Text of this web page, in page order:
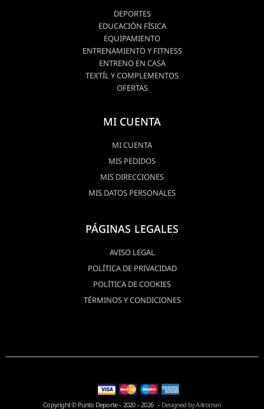
DEPORTES
EDUCACIÓN FÍSICA
EQUIPAMIENTO
ENTRENAMIENTO Y FITNESS
ENTRENO EN CASA
TEXTÍL Y COMPLEMENTOS
OFERTAS
MI CUENTA
MI CUENTA
MIS PEDIDOS
MIS DIRECCIONES
MIS DATOS PERSONALES
PÁGINAS LEGALES
AVISO LEGAL
POLÍTICA DE PRIVACIDAD
POLÍTICA DE COOKIES
TÉRMINOS Y CONDICIONES
Copyright © Punto Deporte – 2020 – 2026 – Designed by A4roman